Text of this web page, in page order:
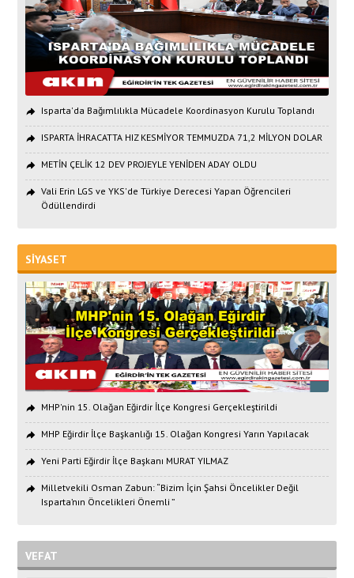
Isparta'da Bağımlılıkla Mücadele Koordinasyon Kurulu Toplandı
ISPARTA İHRACATTA HIZ KESMİYOR TEMMUZDA 71,2 MİLYON DOLAR
METİN ÇELİK 12 DEV PROJEYLE YENİDEN ADAY OLDU
Vali Erin LGS ve YKS'de Türkiye Derecesi Yapan Öğrencileri
Ödüllendirdi
SİYASET
MHP'nin 15. Olağan Eğirdir İlçe Kongresi Gerçekleştirildi
MHP Eğirdir İlçe Başkanlığı 15. Olağan Kongresi Yarın Yapılacak
Yeni Parti Eğirdir İlçe Başkanı MURAT YILMAZ
Milletvekili Osman Zabun: “Bizim İçin Şahsi Öncelikler Değil
Isparta’nın Öncelikleri Önemli ”
VEFAT